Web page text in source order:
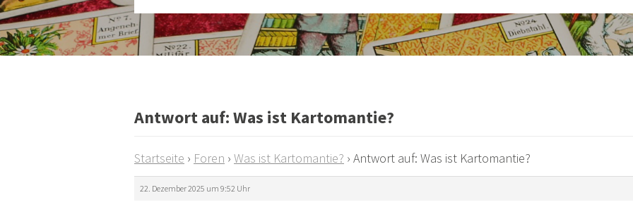
Antwort auf: Was ist Kartomantie?
Startseite › Foren › Was ist Kartomantie? › Antwort auf: Was ist Kartomantie?
22. Dezember 2025 um 9:52 Uhr